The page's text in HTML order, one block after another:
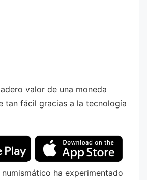
valor de una moneda
tan fácil gracias a la tecnología
ha experimentado